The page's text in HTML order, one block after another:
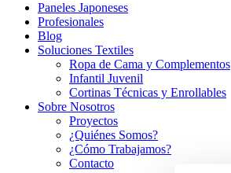
Paneles Japoneses
Profesionales
Blog
Soluciones Textiles
Ropa de Cama y Complementos
Infantil Juvenil
Cortinas Técnicas y Enrollables
Sobre Nosotros
Proyectos
¿Quiénes Somos?
¿Cómo Trabajamos?
Contacto